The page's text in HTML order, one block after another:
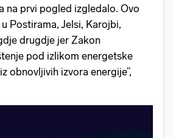
na prvi pogled izgledalo. Ovo
Postirama, Jelsi, Karojbi,
drugdje jer Zakon
pod izlikom energetske
obnovljivih izvora energije”,